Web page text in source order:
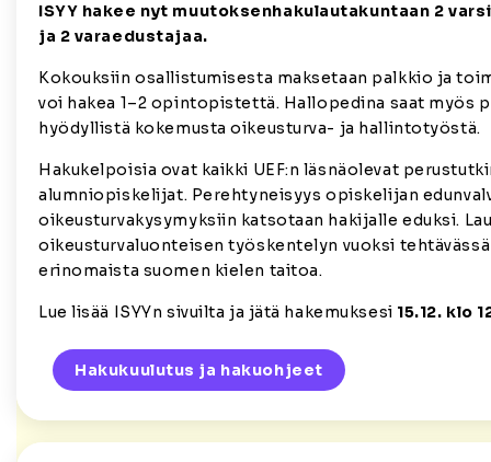
ISYY hakee nyt muutoksenhakulautakuntaan 2
ja 2 varaedustajaa.
Kokouksiin osallistumisesta maksetaan palkkio ja
voi hakea 1–2 opintopistettä. Hallopedina saat myös
hyödyllistä kokemusta oikeusturva- ja hallintotyöstä.
Hakukelpoisia ovat kaikki UEF:n läsnäolevat
alumniopiskelijat. Perehtyneisyys opiskelijan
oikeusturvakysymyksiin katsotaan hakijalle eduksi.
oikeusturvaluonteisen työskentelyn vuoksi
erinomaista suomen kielen taitoa.
Lue lisää ISYYn sivuilta ja jätä hakemuksesi 15.12. klo
Hakukuulutus ja hakuohjeet